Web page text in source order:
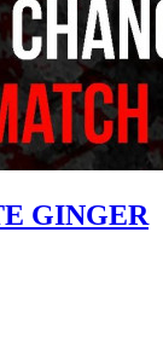
GINGER